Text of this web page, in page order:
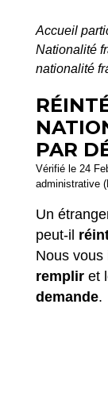
Accueil
Nationalité
nationalité
PAR
Vérifié le 24
administrative
Un
peut-il
Nous vous
remplir et
demande.